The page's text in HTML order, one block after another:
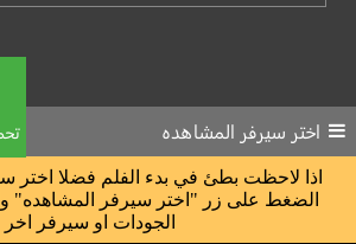
اختر سيرفر المشاهده
اذا لاحظت بطئ في بدء الفلم فضلا اختر
الضغط على زر "اختر سيرفر المشاهده"
الجودات او سيرفر اخر